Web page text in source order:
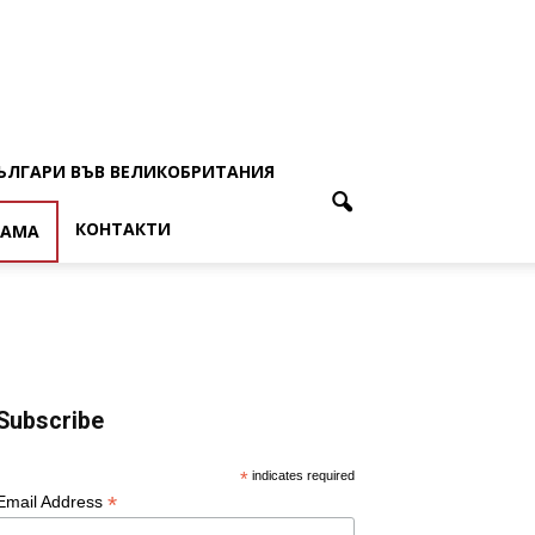
ВЪВ ВЕЛИКОБРИТАНИЯ
КОНТАКТИ
* indicates required
Address *